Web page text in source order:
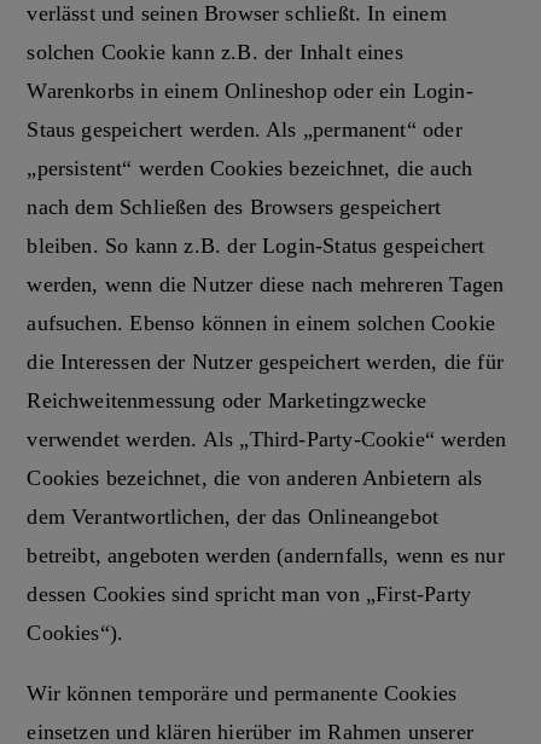
verlässt und seinen Browser schließt. In einem
solchen Cookie kann z.B. der Inhalt eines
Warenkorbs in einem Onlineshop oder ein Login-
Staus gespeichert werden. Als „permanent“ oder
„persistent“ werden Cookies bezeichnet, die auch
nach dem Schließen des Browsers gespeichert
bleiben. So kann z.B. der Login-Status gespeichert
werden, wenn die Nutzer diese nach mehreren Tagen
aufsuchen. Ebenso können in einem solchen Cookie
die Interessen der Nutzer gespeichert werden, die für
Reichweitenmessung oder Marketingzwecke
verwendet werden. Als „Third-Party-Cookie“ werden
Cookies bezeichnet, die von anderen Anbietern als
dem Verantwortlichen, der das Onlineangebot
betreibt, angeboten werden (andernfalls, wenn es nur
dessen Cookies sind spricht man von „First-Party
Cookies“).
Wir können temporäre und permanente Cookies
einsetzen und klären hierüber im Rahmen unserer